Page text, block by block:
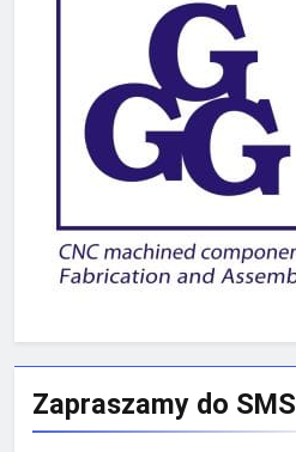
Zapraszamy do SMS